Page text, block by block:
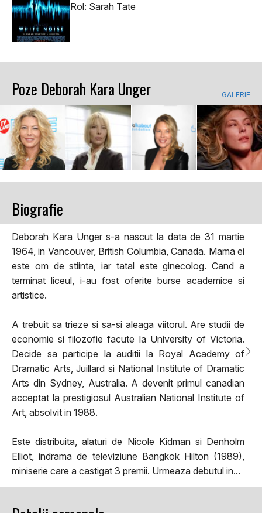
Rol: Sarah Tate
Poze Deborah Kara Unger GALERIE
Biografie
Deborah Kara Unger s-a nascut la data de 31 martie
1964, in Vancouver, British Columbia, Canada. Mama ei
este om de stiinta, iar tatal este ginecolog. Cand a
terminat liceul, i-au fost oferite burse academice si
artistice.
A trebuit sa trieze si sa-si aleaga viitorul. Are studii de
economie si filozofie facute la University of Victoria.
Decide sa participe la auditii la Royal Academy of
Dramatic Arts, Juillard si National Institute of Dramatic
Arts din Sydney, Australia. A devenit primul canadian
acceptat la prestigiosul Australian National Institute of
Art, absolvit in 1988.
Este distribuita, alaturi de Nicole Kidman si Denholm
Elliot, indrama de televiziune Bangkok Hilton (1989),
miniserie care a castigat 3 premii. Urmeaza debutul in...